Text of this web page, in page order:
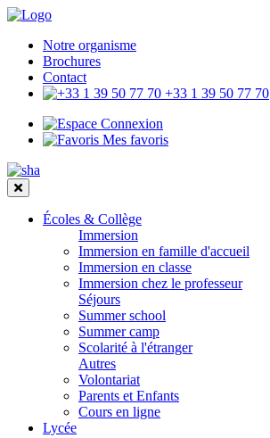
Notre organisme
Brochures
Contact
+33 1 39 50 77 70
Connexion
Mes favoris
Écoles & Collège
Immersion
Immersion en famille d'accueil
Immersion en classe
Immersion chez le professeur
Séjours
Summer school
Summer camp
Scolarité à l'étranger
Autres
Volontariat
Parents et Enfants
Cours en ligne
Lycée